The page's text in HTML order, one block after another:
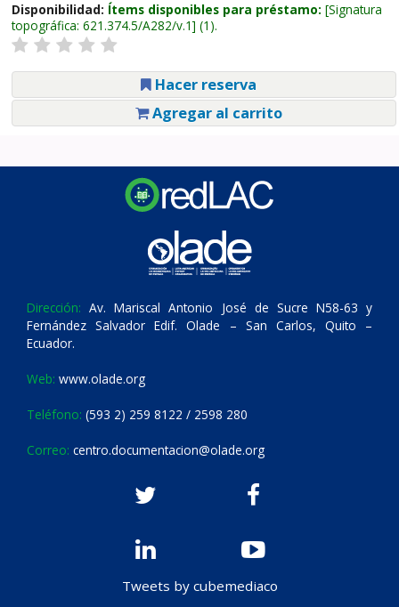
Disponibilidad: Ítems disponibles para préstamo: Signatura
topográfica: 621.374.5/A282/v.1 (1).
Hacer reserva
Agregar al carrito
Dirección: Av. Mariscal Antonio José de Sucre N58-63 y
Fernández Salvador Edif. Olade – San Carlos, Quito –
Ecuador.
Web: www.olade.org
Teléfono: (593 2) 259 8122 / 2598 280
Correo: centro.documentacion@olade.org
Tweets by cubemediaco